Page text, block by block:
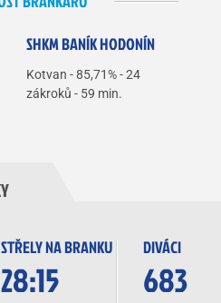
SHKM BANÍK HODONÍN
Kotvan - 85,71% - 24
zákroků - 59 min.
STŘELY NA BRANKU
28:15
DIVÁCI
683